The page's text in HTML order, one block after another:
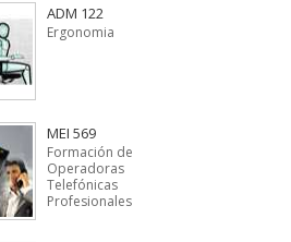
ADM 122
Ergonomia
MEI 569
Formación de
Operadoras
Telefónicas
Profesionales